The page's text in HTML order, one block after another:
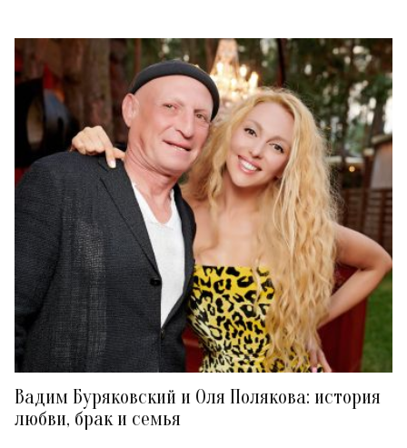
Вадим Буряковский и Оля Полякова: история
любви, брак и семья